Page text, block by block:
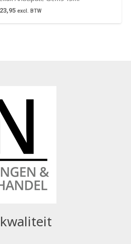
23,95 excl. BTW